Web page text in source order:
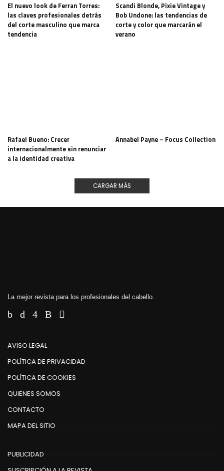
El nuevo look de Ferran Torres:
las claves profesionales detrás
del corte masculino que marca
tendencia
Scandi Blonde, Pixie Vintage y
Bob Undone: las tendencias de
corte y color que marcarán el
verano
Rafael Bueno: Crecer
internacionalmente sin renunciar
a la identidad creativa
Annabel Payne – Focus Collection
CARGAR MÁS
La mejor revista para los profesionales del cabello.
AVISO LEGAL
POLÍTICA DE PRIVACIDAD
POLÍTICA DE COOKIES
QUIENES SOMOS
CONTACTO
MAPA DEL SITIO
PUBLICIDAD